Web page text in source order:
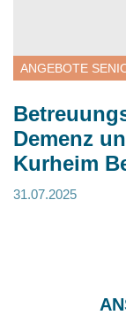
ANGEBOTE
Demenz
Kurheim
31.07.2025